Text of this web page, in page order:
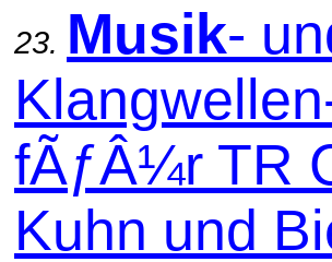
23. Musik-
fÃƒÂ¼r TR
Kuhn und